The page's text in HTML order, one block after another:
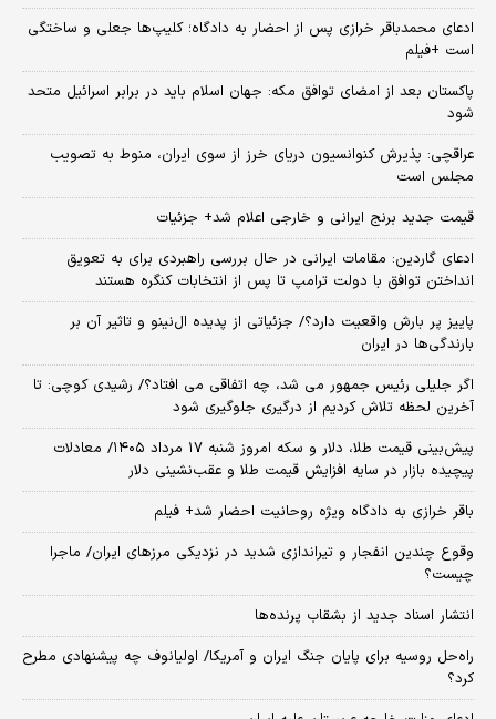
ادعای محمدباقر خرازی پس از احضار به دادگاه؛ کلیپ‌ها جعلی و ساختگی
است +فیلم
پاکستان بعد از امضای توافق مکه: جهان اسلام باید در برابر اسرائیل متحد
شود
عراقچی: پذیرش کنوانسیون دریای خرز از سوی ایران، منوط به تصویب
مجلس است
قیمت جدید برنج ایرانی و خارجی اعلام شد+ جزئیات
ادعای گاردین: مقامات ایرانی در حال بررسی راهبردی برای به تعویق
انداختن توافق با دولت ترامپ تا پس از انتخابات کنگره هستند
پاییز پر بارش واقعیت دارد؟/ جزئیاتی از پدیده ال‌نینو و تاثیر آن بر
بارندگی‌ها در ایران
اگر جلیلی رئیس جمهور می شد، چه اتفاقی می افتاد؟/ رشیدی کوچی: تا
آخرین لحظه تلاش کردیم از درگیری جلوگیری شود
پیش‌بینی قیمت طلا، دلار و سکه امروز شنبه ۱۷ مرداد ۱۴۰۵/ معادلات
پیچیده بازار در سایه افزایش قیمت طلا و عقب‌نشینی دلار
باقر خرازی به دادگاه ویژه روحانیت احضار شد+ فیلم
وقوع چندین انفجار و تیراندازی شدید در نزدیکی مرز‌های ایران/ ماجرا
چیست؟
انتشار اسناد جدید از بشقاب پرنده‌ها
راه‌حل روسیه برای پایان جنگ ایران و آمریکا/ اولیانوف چه پیشنهادی مطرح
کرد؟